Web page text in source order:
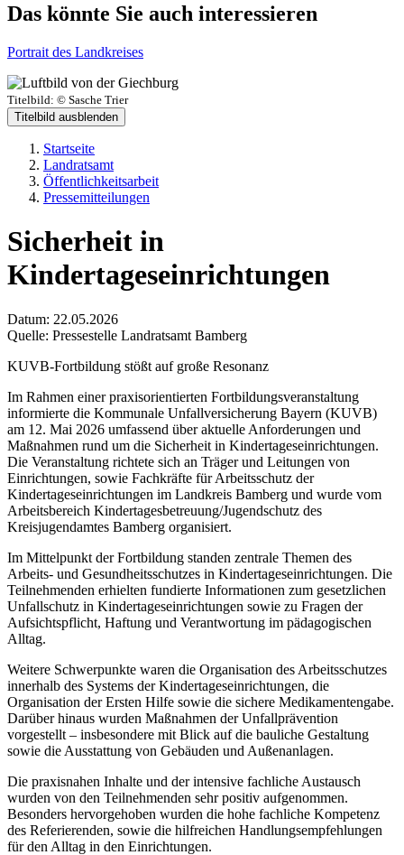
Das könnte Sie auch interessieren
Portrait des Landkreises
Titelbild: © Sasche Trier
Titelbild ausblenden
Startseite
Landratsamt
Öffentlichkeitsarbeit
Pressemitteilungen
Sicherheit in
Kindertageseinrichtungen
Datum: 22.05.2026
Quelle: Pressestelle Landratsamt Bamberg
KUVB-Fortbildung stößt auf große Resonanz
Im Rahmen einer praxisorientierten Fortbildungsveranstaltung
informierte die Kommunale Unfallversicherung Bayern (KUVB)
am 12. Mai 2026 umfassend über aktuelle Anforderungen und
Maßnahmen rund um die Sicherheit in Kindertageseinrichtungen.
Die Veranstaltung richtete sich an Träger und Leitungen von
Einrichtungen, sowie Fachkräfte für Arbeitsschutz der
Kindertageseinrichtungen im Landkreis Bamberg und wurde vom
Arbeitsbereich Kindertagesbetreuung/Jugendschutz des
Kreisjugendamtes Bamberg organisiert.
Im Mittelpunkt der Fortbildung standen zentrale Themen des
Arbeits- und Gesundheitsschutzes in Kindertageseinrichtungen. Die
Teilnehmenden erhielten fundierte Informationen zum gesetzlichen
Unfallschutz in Kindertageseinrichtungen sowie zu Fragen der
Aufsichtspflicht, Haftung und Verantwortung im pädagogischen
Alltag.
Weitere Schwerpunkte waren die Organisation des Arbeitsschutzes
innerhalb des Systems der Kindertageseinrichtungen, die
Organisation der Ersten Hilfe sowie die sichere Medikamentengabe.
Darüber hinaus wurden Maßnahmen der Unfallprävention
vorgestellt – insbesondere mit Blick auf die bauliche Gestaltung
sowie die Ausstattung von Gebäuden und Außenanlagen.
Die praxisnahen Inhalte und der intensive fachliche Austausch
wurden von den Teilnehmenden sehr positiv aufgenommen.
Besonders hervorgehoben wurden die hohe fachliche Kompetenz
des Referierenden, sowie die hilfreichen Handlungsempfehlungen
für den Alltag in den Einrichtungen.